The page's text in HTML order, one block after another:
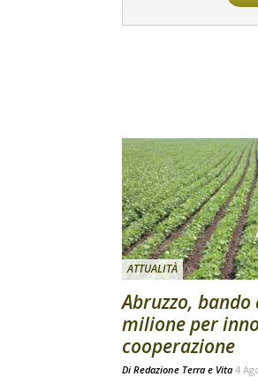
ATTUALITÀ
Abruzzo,
milione per
cooperazione
Di Redazione Terra e Vita 4